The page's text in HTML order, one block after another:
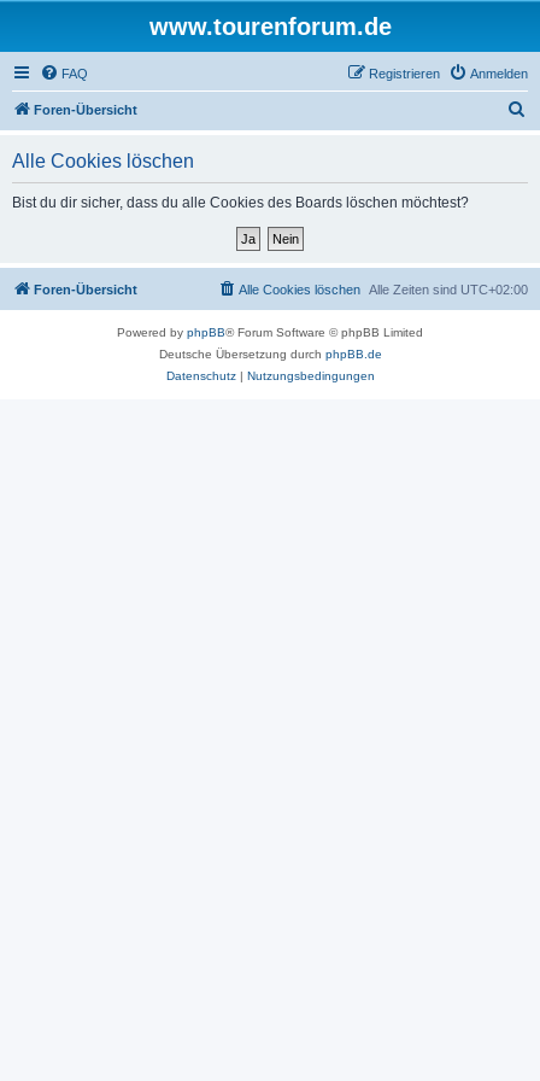
www.tourenforum.de
FAQ Anmelden
Registrieren
Foren-Übersicht
Alle Cookies löschen
Bist du dir sicher, dass du alle Cookies des Boards löschen möchtest?
Foren-Übersicht Alle Zeiten sind UTC+02:00
Alle Cookies löschen
Powered by phpBB® Forum Software © phpBB Limited
Deutsche Übersetzung durch phpBB.de
Datenschutz| Nutzungsbedingungen